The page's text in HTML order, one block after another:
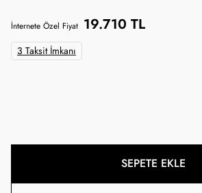
İnternete Özel Fiyat 19.710 TL
3 Taksit İmkanı
SEPETE EKLE